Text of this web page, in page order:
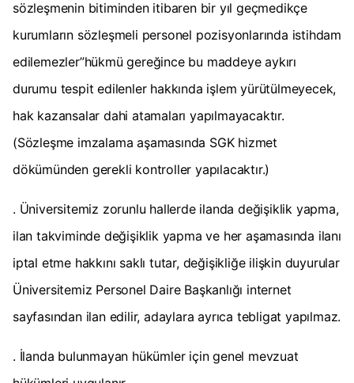
sözleşmenin bitiminden itibaren bir yıl geçmedikçe
kurumların sözleşmeli personel pozisyonlarında istihdam
edilemezler”hükmü gereğince bu maddeye aykırı
durumu tespit edilenler hakkında işlem yürütülmeyecek,
hak kazansalar dahi atamaları yapılmayacaktır.
(Sözleşme imzalama aşamasında SGK hizmet
dökümünden gerekli kontroller yapılacaktır.)
. Üniversitemiz zorunlu hallerde ilanda değişiklik yapma,
ilan takviminde değişiklik yapma ve her aşamasında ilanı
iptal etme hakkını saklı tutar, değişikliğe ilişkin duyurular
Üniversitemiz Personel Daire Başkanlığı internet
sayfasından ilan edilir, adaylara ayrıca tebligat yapılmaz.
. İlanda bulunmayan hükümler için genel mevzuat